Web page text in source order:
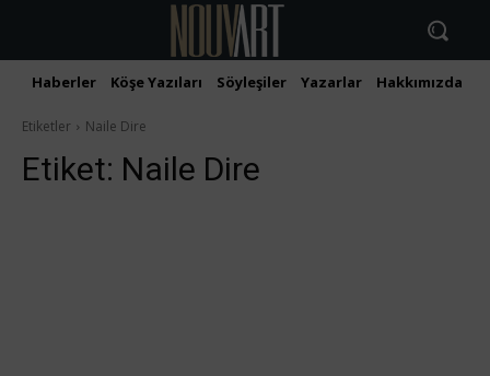
Haberler Köşe Yazıları Söyleşiler Yazarlar Hakkımızda
Etiketler Naile Dire
Etiket: Naile Dire